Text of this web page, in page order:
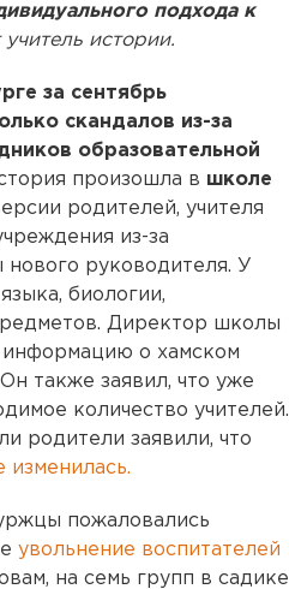
подхода к
истории.
за сентябрь
скандалов из-за
образовательной
произошла в школе
родителей, учителя
из-за
руководителя. У
биологии,
Директор школы
о хамском
также заявил, что уже
количество учителей.
родители заявили, что
изменилась.
пожаловались
увольнение воспитателей
на семь групп в садике